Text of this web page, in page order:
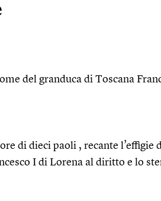
del granduca di Toscana
di dieci paoli , recante l’effigie
I di Lorena al diritto e lo